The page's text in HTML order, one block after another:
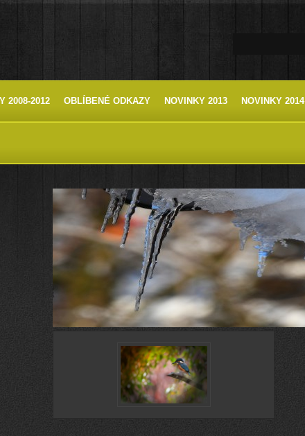
2008-2012 OBLÍBENÉ ODKAZY NOVINKY 2013 NOVINKY 2014